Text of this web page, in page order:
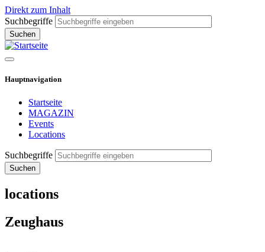
Direkt zum Inhalt
Suchbegriffe
Hauptnavigation
Startseite
MAGAZIN
Events
Locations
Suchbegriffe
locations
Zeughaus